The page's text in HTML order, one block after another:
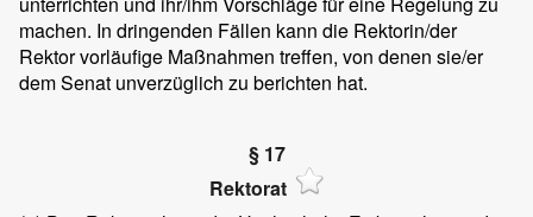
machen. In dringenden Fällen kann die Rektorin/der
Rektor vorläufige Maßnahmen treffen, von denen sie/er
dem Senat unverzüglich zu berichten hat.
§ 17
Rektorat